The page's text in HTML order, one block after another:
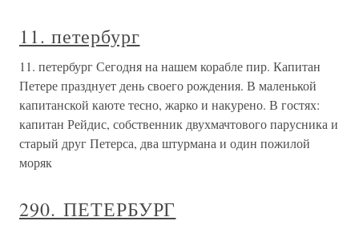
11. петербург
11. петербург Сегодня на нашем корабле пир. Капитан
Петере празднует день своего рождения. В маленькой
капитанской каюте тесно, жарко и накурено. В гостях:
капитан Рейдис, собственник двухмачтового парусника и
старый друг Петерса, два штурмана и один пожилой
моряк
290. ПЕТЕРБУРГ